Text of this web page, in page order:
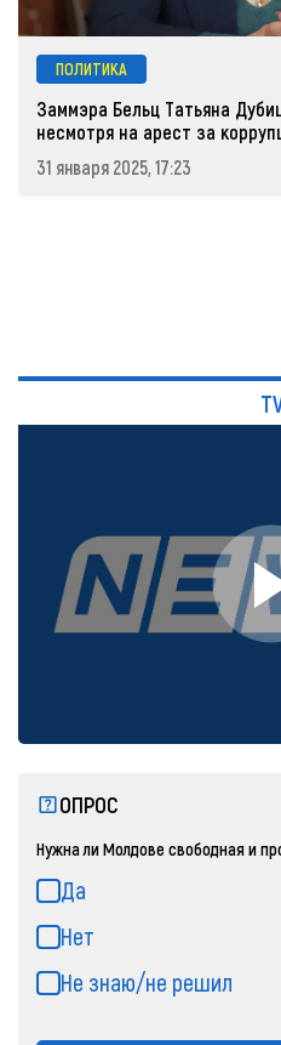
ПОЛИТИКА
Заммэра Бельц Татьяна
несмотря на арест за
31 января 2025, 17:23
ОПРОС
Нужна ли Молдове свободная и
Да
Нет
Не знаю/не решил